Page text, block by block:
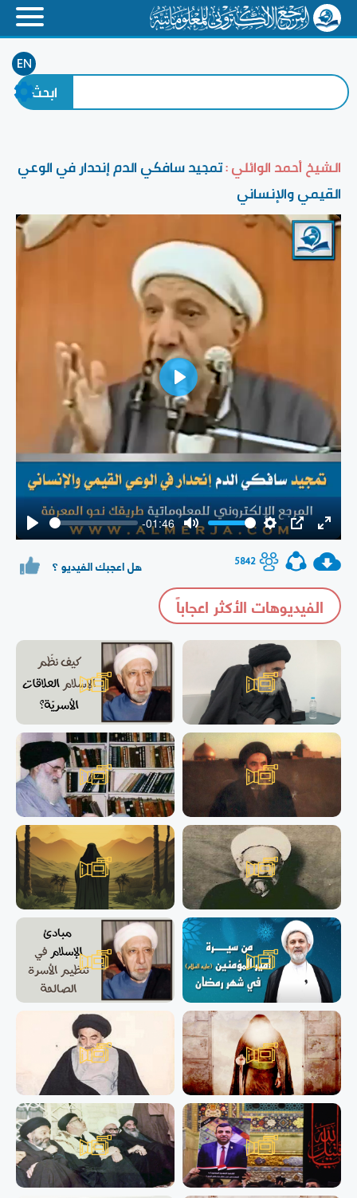
EN
الشيخ أحمد الوائلي :تمجيد سافكي الدم إنحدار في الوعي
القيمي والإنساني
Play
-01:46
Mute
Settings
PIP Enter
Play
5842 هل اعجبك الفيديو ؟
الفيديوهات الأكثر اعجاباً